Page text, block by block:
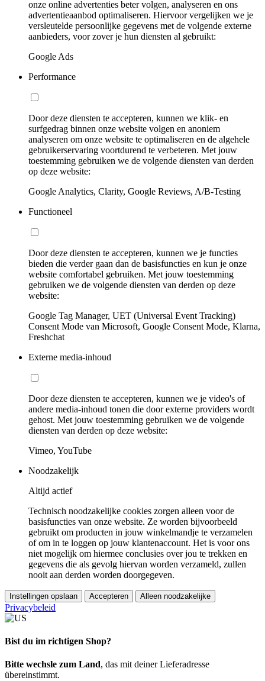
onze online advertenties beter volgen, analyseren en ons
advertentieaanbod optimaliseren. Hiervoor vergelijken we je
versleutelde persoonlijke gegevens met de volgende externe
aanbieders, voor zover je hun diensten al gebruikt:
Google Ads
Performance
Door deze diensten te accepteren, kunnen we klik- en
surfgedrag binnen onze website volgen en anoniem
analyseren om onze website te optimaliseren en de algehele
gebruikerservaring voortdurend te verbeteren. Met jouw
toestemming gebruiken we de volgende diensten van derden
op deze website:
Google Analytics, Clarity, Google Reviews, A/B-Testing
Functioneel
Door deze diensten te accepteren, kunnen we je functies
bieden die verder gaan dan de basisfuncties en kun je onze
website comfortabel gebruiken. Met jouw toestemming
gebruiken we de volgende diensten van derden op deze
website:
Google Tag Manager, UET (Universal Event Tracking)
Consent Mode van Microsoft, Google Consent Mode, Klarna,
Freshchat
Externe media-inhoud
Door deze diensten te accepteren, kunnen we je video's of
andere media-inhoud tonen die door externe providers wordt
gehost. Met jouw toestemming gebruiken we de volgende
diensten van derden op deze website:
Vimeo, YouTube
Noodzakelijk
Altijd actief
Technisch noodzakelijke cookies zorgen alleen voor de
basisfuncties van onze website. Ze worden bijvoorbeeld
gebruikt om producten in jouw winkelmandje te verzamelen
of om in te loggen op jouw klantenaccount. Het is voor ons
niet mogelijk om hiermee conclusies over jou te trekken en
gegevens die als gevolg hiervan worden verzameld, zullen
nooit aan derden worden doorgegeven.
Instellingen opslaan Accepteren Alleen noodzakelijke
Privacybeleid
Bist du im richtigen Shop?
Bitte wechsle zum Land, das mit deiner Lieferadresse
übereinstimmt.